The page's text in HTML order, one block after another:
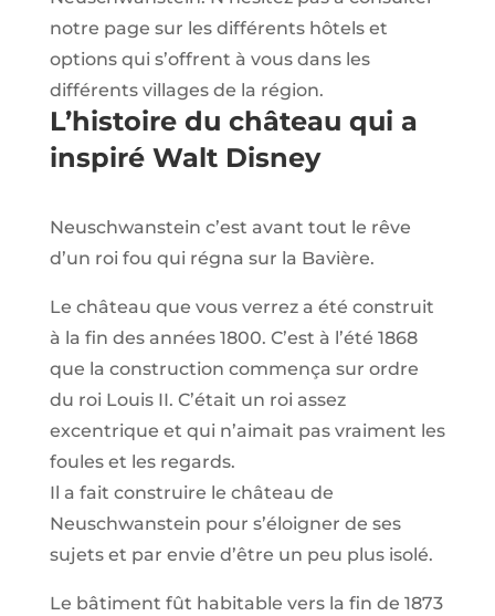
notre page sur les différents hôtels et
options qui s’offrent à vous dans les
différents villages de la région.
L’histoire du château qui a
inspiré Walt Disney
Neuschwanstein c’est avant tout le rêve
d’un roi fou qui régna sur la Bavière.
Le château que vous verrez a été construit
à la fin des années 1800. C’est à l’été 1868
que la construction commença sur ordre
du roi Louis II. C’était un roi assez
excentrique et qui n’aimait pas vraiment les
foules et les regards.
Il a fait construire le château de
Neuschwanstein pour s’éloigner de ses
sujets et par envie d’être un peu plus isolé.
Le bâtiment fût habitable vers la fin de 1873